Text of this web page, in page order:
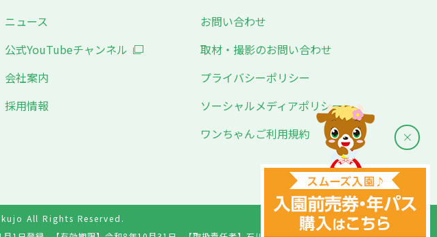
ニュース
公式YouTubeチャンネル
会社案内
採用情報
お問い合わせ
取材・撮影のお問い合わせ
プライバシーポリシー
ソーシャルメディアポリシー
ワンちゃんご利用規約
All Rights Reserved.